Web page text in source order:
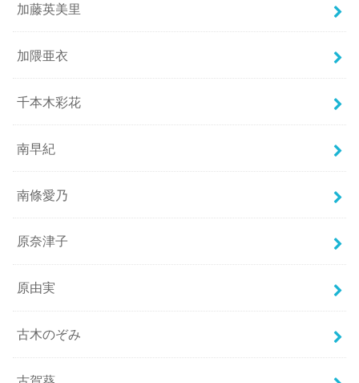
加藤英美里
加隈亜衣
千本木彩花
南早紀
南條愛乃
原奈津子
原由実
古木のぞみ